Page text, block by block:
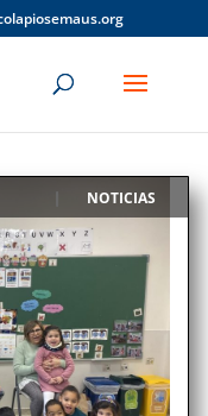
NOTICIAS